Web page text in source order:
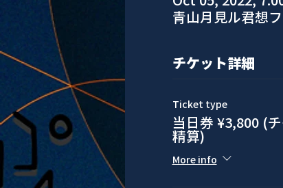
青山月見ル君想
チケット詳細
Ticket type
当日券 ¥3,800 (
精算)
More info